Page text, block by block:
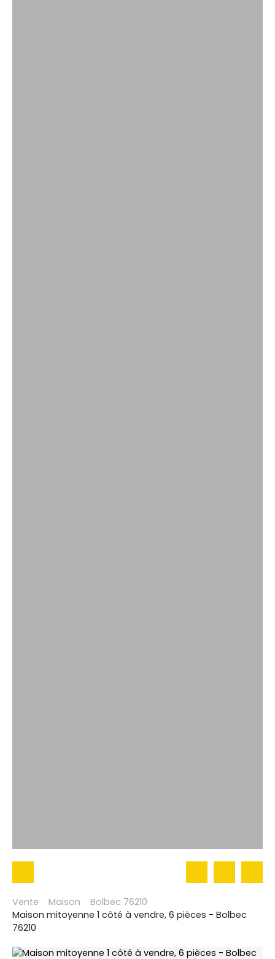
Vente Maison
Bolbec 76210
Maison mitoyenne 1 côté à vendre, 6 pièces - Bolbec
76210